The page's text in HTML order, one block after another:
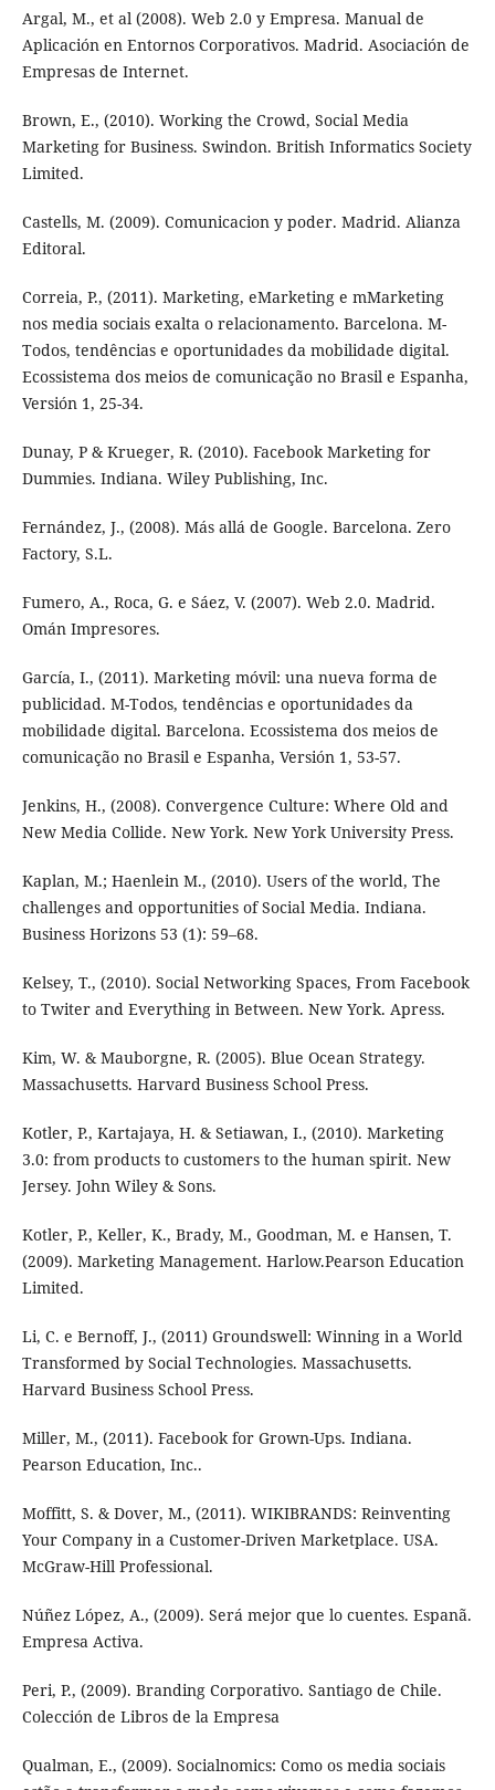
Argal, M., et al (2008). Web 2.0 y Empresa. Manual de
Aplicación en Entornos Corporativos. Madrid. Asociación de
Empresas de Internet.
Brown, E., (2010). Working the Crowd, Social Media
Marketing for Business. Swindon. British Informatics Society
Limited.
Castells, M. (2009). Comunicacion y poder. Madrid. Alianza
Editoral.
Correia, P., (2011). Marketing, eMarketing e mMarketing
nos media sociais exalta o relacionamento. Barcelona. M-
Todos, tendências e oportunidades da mobilidade digital.
Ecossistema dos meios de comunicação no Brasil e Espanha,
Versión 1, 25-34.
Dunay, P & Krueger, R. (2010). Facebook Marketing for
Dummies. Indiana. Wiley Publishing, Inc.
Fernández, J., (2008). Más allá de Google. Barcelona. Zero
Factory, S.L.
Fumero, A., Roca, G. e Sáez, V. (2007). Web 2.0. Madrid.
Omán Impresores.
García, I., (2011). Marketing móvil: una nueva forma de
publicidad. M-Todos, tendências e oportunidades da
mobilidade digital. Barcelona. Ecossistema dos meios de
comunicação no Brasil e Espanha, Versión 1, 53-57.
Jenkins, H., (2008). Convergence Culture: Where Old and
New Media Collide. New York. New York University Press.
Kaplan, M.; Haenlein M., (2010). Users of the world, The
challenges and opportunities of Social Media. Indiana.
Business Horizons 53 (1): 59–68.
Kelsey, T., (2010). Social Networking Spaces, From Facebook
to Twiter and Everything in Between. New York. Apress.
Kim, W. & Mauborgne, R. (2005). Blue Ocean Strategy.
Massachusetts. Harvard Business School Press.
Kotler, P., Kartajaya, H. & Setiawan, I., (2010). Marketing
3.0: from products to customers to the human spirit. New
Jersey. John Wiley & Sons.
Kotler, P., Keller, K., Brady, M., Goodman, M. e Hansen, T.
(2009). Marketing Management. Harlow.Pearson Education
Limited.
Li, C. e Bernoff, J., (2011) Groundswell: Winning in a World
Transformed by Social Technologies. Massachusetts.
Harvard Business School Press.
Miller, M., (2011). Facebook for Grown-Ups. Indiana.
Pearson Education, Inc..
Moffitt, S. & Dover, M., (2011). WIKIBRANDS: Reinventing
Your Company in a Customer-Driven Marketplace. USA.
McGraw-Hill Professional.
Núñez López, A., (2009). Será mejor que lo cuentes. Espanã.
Empresa Activa.
Peri, P., (2009). Branding Corporativo. Santiago de Chile.
Colección de Libros de la Empresa
Qualman, E., (2009). Socialnomics: Como os media sociais